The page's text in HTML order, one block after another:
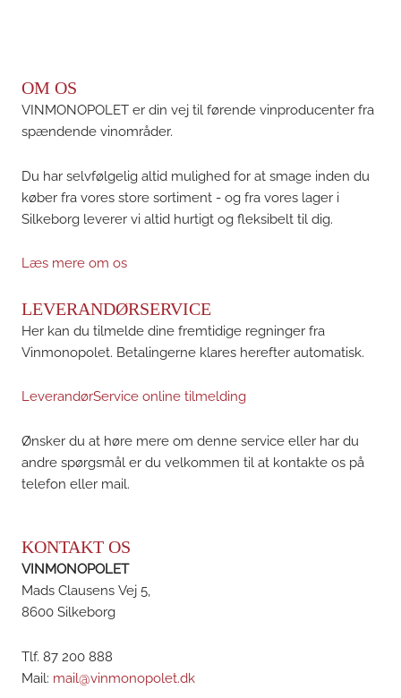
OM OS
VINMONOPOLET er din vej til førende vinproducenter fra
spændende vinområder.
Du har selvfølgelig altid mulighed for at smage inden du
køber fra vores store sortiment - og fra vores lager i
Silkeborg leverer vi altid hurtigt og fleksibelt til dig.
Læs mere om os
LEVERANDØRSERVICE
Her kan du tilmelde dine fremtidige regninger fra
Vinmonopolet. Betalingerne klares herefter automatisk.
LeverandørService online tilmelding
Ønsker du at høre mere om denne service eller har du
andre spørgsmål er du velkommen til at kontakte os på
telefon eller mail.
KONTAKT OS
VINMONOPOLET
Mads Clausens Vej 5,
8600 Silkeborg
Tlf. 87 200 888
Mail: mail@vinmonopolet.dk